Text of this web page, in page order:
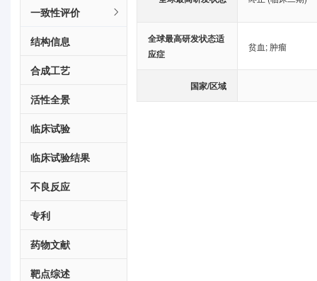
一致性评价
结构信息
合成工艺
活性全景
临床试验
临床试验结果
不良反应
专利
药物文献
靶点综述
全球最高研发状态适
应症
贫血; 肿瘤
国家/区域